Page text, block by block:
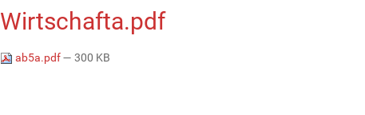
Wirtschafta.pdf
ab5a.pdf— 300 KB